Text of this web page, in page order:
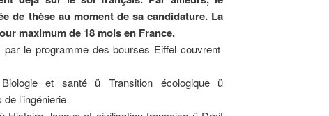
de thèse au moment de sa candidature. La
maximum de 18 mois en France.
le programme des bourses Eiffel couvrent
et santé ü Transition écologique ü
l’ingénierie